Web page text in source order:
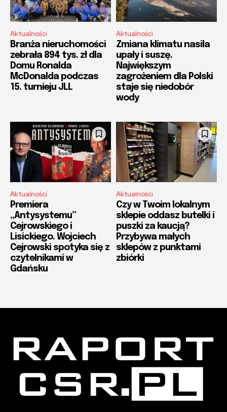
Aktualności
Branża nieruchomości
zebrała 894 tys. zł dla
Domu Ronalda
McDonalda podczas
15. turnieju JLL
Aktualności
Zmiana klimatu nasila
upały i suszę.
Największym
zagrożeniem dla Polski
staje się niedobór
wody
Aktualności
Premiera
„Antysystemu”
Cejrowskiego i
Lisickiego. Wojciech
Cejrowski spotyka się z
czytelnikami w
Gdańsku
Aktualności
Czy w Twoim lokalnym
sklepie oddasz butelki i
puszki za kaucją?
Przybywa małych
sklepów z punktami
zbiórki